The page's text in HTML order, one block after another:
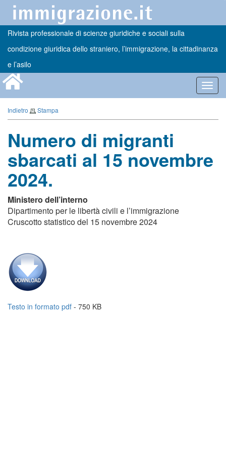
Rivista professionale di scienze giuridiche e sociali sulla
condizione giuridica dello straniero, l’immigrazione, la cittadinanza
e l’asilo
Indietro Stampa
Numero di migranti
sbarcati al 15 novembre
2024.
Ministero dell’interno
Dipartimento per le libertà civili e l’immigrazione
Cruscotto statistico del 15 novembre 2024
Testo in formato pdf - 750 KB